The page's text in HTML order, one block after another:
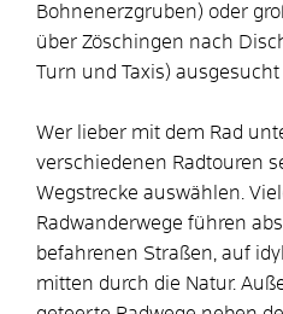
Bohnenerzgruben) oder
über Zöschingen nach
Turn und Taxis) ausgesucht
Wer lieber mit dem Rad
verschiedenen Radtouren
Wegstrecke auswählen.
Radwanderwege führen
befahrenen Straßen, auf
mitten durch die Natur.